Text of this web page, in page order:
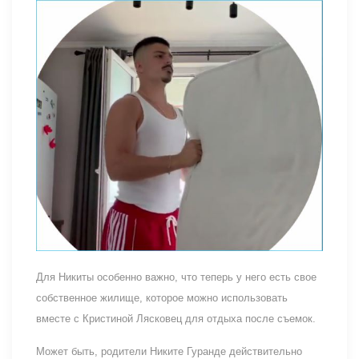
Для Никиты особенно важно, что теперь у него есть свое
собственное жилище, которое можно использовать
вместе с Кристиной Лясковец для отдыха после съемок.
Может быть, родители Никите Гуранде действительно